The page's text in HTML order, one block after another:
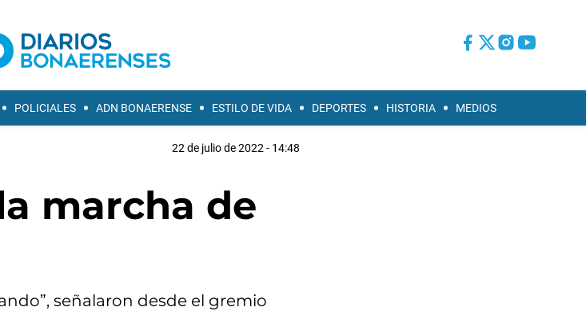
POLICIALES ADN BONAERENSE ESTILO DE VIDA DEPORTES HISTORIA MEDIOS
22 de julio de 2022 - 14:48
marcha de
señalaron desde el gremio